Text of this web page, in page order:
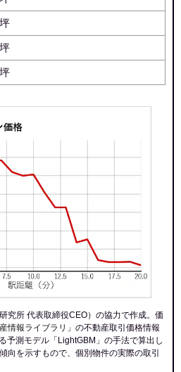
査定をする
青葉町2丁目
万円
ョンナビで
査定をする
520万円
万円/㎡)
ョンナビで
究所 代表取締役CEO）の協力で作成。価
情報ライブラリ 」の不動産取引価格情報
予測モデル「LightGBM」の手法で算出し
向を示すもので、個別物件の実際の取引